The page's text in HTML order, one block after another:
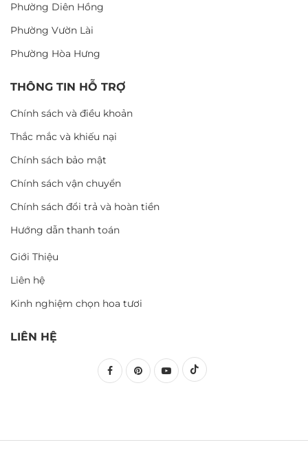
Phường Diên Hồng
Phường Vườn Lài
Phường Hòa Hưng
THÔNG TIN HỖ TRỢ
Chính sách và điều khoản
Thắc mắc và khiếu nại
Chính sách bảo mật
Chính sách vận chuyển
Chính sách đổi trả và hoàn tiền
Hướng dẫn thanh toán
Giới Thiệu
Liên hệ
Kinh nghiệm chọn hoa tươi
LIÊN HỆ